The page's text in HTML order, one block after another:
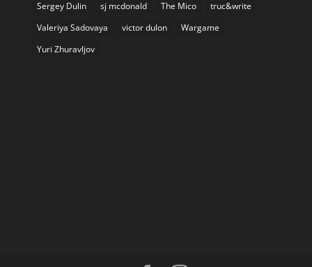
Sergey Dulin
sj mcdonald The Mico
truc&write
Valeriya Sadovaya
victor dulon
Wargame
Yuri Zhuravljov